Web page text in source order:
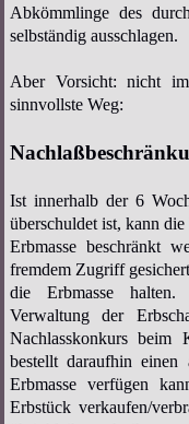
Abkömmlinge des
selbständig ausschlagen.
Aber Vorsicht: nicht
sinnvollste Weg:
Ist innerhalb der 6
überschuldet ist, kann
Erbmasse beschränkt
fremdem Zugriff
die Erbmasse
Verwaltung der
Nachlasskonkurs beim
bestellt daraufhin
Erbmasse verfügen
Erbstück verkaufen/